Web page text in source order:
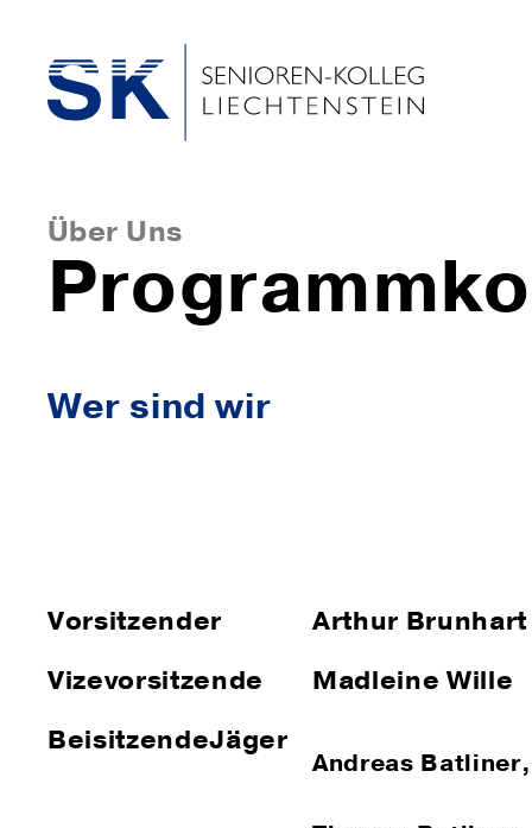
Über Uns
Wer sind wir
Vorsitzender
Arthur Brunhart
Vizevorsitzende
Madleine Wille
BeisitzendeJäger
Andreas